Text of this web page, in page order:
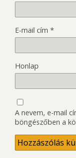
E-mail cím *
Honlap
A nevem, e-mail
böngészőben a